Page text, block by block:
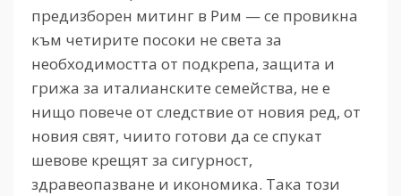
предизборен митинг в Рим — се провикна
към четирите посоки не света за
необходимостта от подкрепа, защита и
грижа за италианските семейства, не е
нищо повече от следствие от новия ред, от
новия свят, чиито готови да се спукат
шевове крещят за сигурност,
здравеопазване и икономика. Така този